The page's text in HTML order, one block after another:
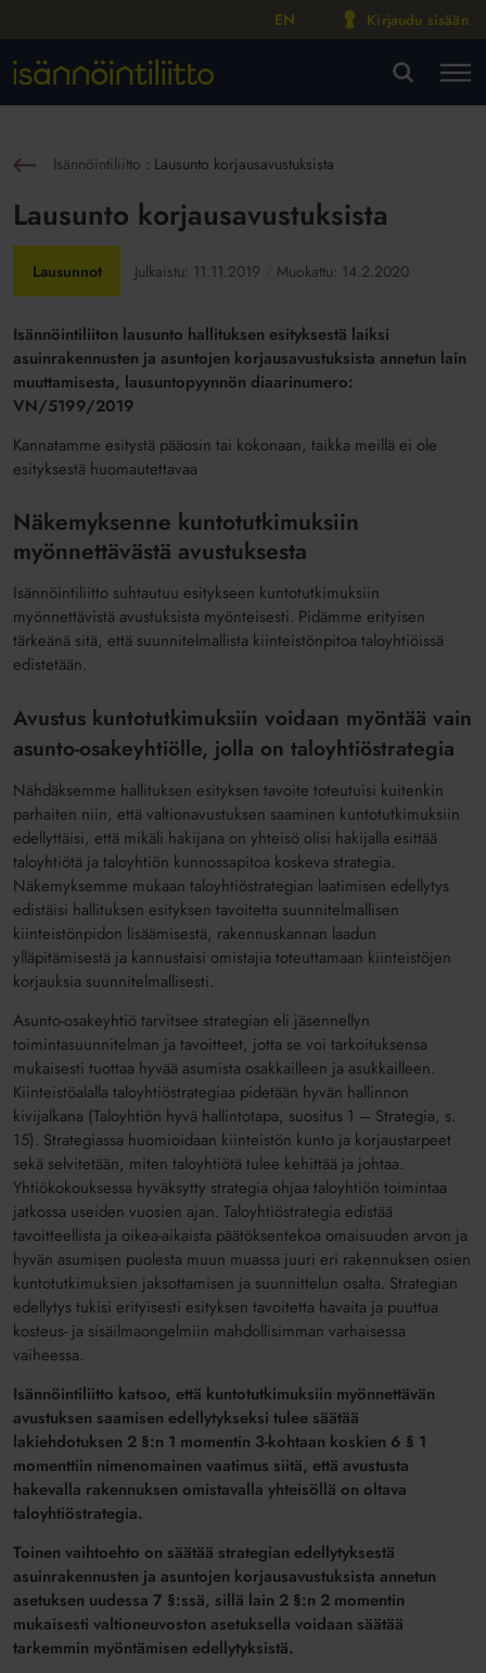
EN Kirjaudu sisään
Isännöintiliitto : Lausunto korjausavustuksista
Lausunto korjausavustuksista
Lausunnot Julkaistu: 11.11.2019 Muokattu: 14.2.2020
Isännöintiliiton lausunto hallituksen esityksestä laiksi
asuinrakennusten ja asuntojen korjausavustuksista annetun lain
muuttamisesta, lausuntopyynnön diaarinumero:
VN/5199/2019
Kannatamme esitystä pääosin tai kokonaan, taikka meillä ei ole
esityksestä huomautettavaa
Näkemyksenne kuntotutkimuksiin
myönnettävästä avustuksesta
Isännöintiliitto suhtautuu esitykseen kuntotutkimuksiin
myönnettävistä avustuksista myönteisesti. Pidämme erityisen
tärkeänä sitä, että suunnitelmallista kiinteistönpitoa taloyhtiöissä
edistetään.
Avustus kuntotutkimuksiin voidaan myöntää vain
asunto-osakeyhtiölle, jolla on taloyhtiöstrategia
Nähdäksemme hallituksen esityksen tavoite toteutuisi kuitenkin
parhaiten niin, että valtionavustuksen saaminen kuntotutkimuksiin
edellyttäisi, että mikäli hakijana on yhteisö olisi hakijalla esittää
taloyhtiötä ja taloyhtiön kunnossapitoa koskeva strategia.
Näkemyksemme mukaan taloyhtiöstrategian laatimisen edellytys
edistäisi hallituksen esityksen tavoitetta suunnitelmallisen
kiinteistönpidon lisäämisestä, rakennuskannan laadun
ylläpitämisestä ja kannustaisi omistajia toteuttamaan kiinteistöjen
korjauksia suunnitelmallisesti.
Asunto-osakeyhtiö tarvitsee strategian eli jäsennellyn
toimintasuunnitelman ja tavoitteet, jotta se voi tarkoituksensa
mukaisesti tuottaa hyvää asumista osakkailleen ja asukkailleen.
Kiinteistöalalla taloyhtiöstrategiaa pidetään hyvän hallinnon
kivijalkana (Taloyhtiön hyvä hallintotapa, suositus 1 – Strategia, s.
15). Strategiassa huomioidaan kiinteistön kunto ja korjaustarpeet
sekä selvitetään, miten taloyhtiötä tulee kehittää ja johtaa.
Yhtiökokouksessa hyväksytty strategia ohjaa taloyhtiön toimintaa
jatkossa useiden vuosien ajan. Taloyhtiöstrategia edistää
tavoitteellista ja oikea-aikaista päätöksentekoa omaisuuden arvon ja
hyvän asumisen puolesta muun muassa juuri eri rakennuksen osien
kuntotutkimuksien jaksottamisen ja suunnittelun osalta. Strategian
edellytys tukisi erityisesti esityksen tavoitetta havaita ja puuttua
kosteus- ja sisäilmaongelmiin mahdollisimman varhaisessa
vaiheessa.
Isännöintiliitto katsoo, että kuntotutkimuksiin myönnettävän
avustuksen saamisen edellytykseksi tulee säätää
lakiehdotuksen 2 §:n 1 momentin 3-kohtaan koskien 6 § 1
momenttiin nimenomainen vaatimus siitä, että avustusta
hakevalla rakennuksen omistavalla yhteisöllä on oltava
taloyhtiöstrategia.
Toinen vaihtoehto on säätää strategian edellytyksestä
asuinrakennusten ja asuntojen korjausavustuksista annetun
asetuksen uudessa 7 §:ssä, sillä lain 2 §:n 2 momentin
mukaisesti valtioneuvoston asetuksella voidaan säätää
tarkemmin myöntämisen edellytyksistä.